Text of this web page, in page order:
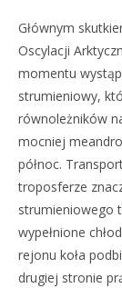
Głównym
Oscylacji
momentu
strumieniowy,
równoleżników
mocniej
północ.
troposferze
strumieniowego
wypełnione
rejonu koła
drugiej stronie